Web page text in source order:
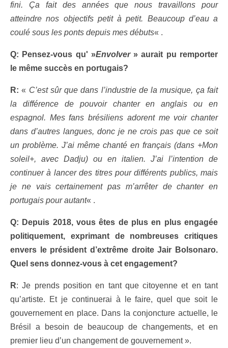
fini. Ça fait des années que nous travaillons pour
atteindre nos objectifs petit à petit. Beaucoup d’eau a
coulé sous les ponts depuis mes débuts« .
Q: Pensez-vous qu' »Envolver» aurait pu remporter
le même succès en portugais?
R: « C’est sûr que dans l’industrie de la musique, ça fait
la différence de pouvoir chanter en anglais ou en
espagnol. Mes fans brésiliens adorent me voir chanter
dans d’autres langues, donc je ne crois pas que ce soit
un problème. J’ai même chanté en français (dans +Mon
soleil+, avec Dadju) ou en italien. J’ai l’intention de
continuer à lancer des titres pour différents publics, mais
je ne vais certainement pas m’arrêter de chanter en
portugais pour autant« .
Q: Depuis 2018, vous êtes de plus en plus engagée
politiquement, exprimant de nombreuses critiques
envers le président d’extrême droite Jair Bolsonaro.
Quel sens donnez-vous à cet engagement?
R: Je prends position en tant que citoyenne et en tant
qu’artiste. Et je continuerai à le faire, quel que soit le
gouvernement en place. Dans la conjoncture actuelle, le
Brésil a besoin de beaucoup de changements, et en
premier lieu d’un changement de gouvernement ».